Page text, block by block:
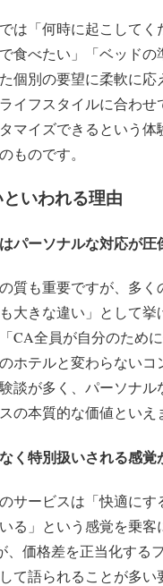
は「何時に起こしてく
食べたい」「ベッドの
個別の要望に柔軟に
イフスタイルに合わせ
マイズできるという体
ものです。
いわれる理由
パーソナルな対応が圧
質も重要ですが、多く
大きな違い」として挙
CA全員が自分のため
ホテルと変わらないコ
談が多く、パーソナル
の本質的な価値といえ
く特別扱いされる感覚
サービスは「快適にす
る」という感覚を乗客
、価格差を正当化する
て語られることが多い